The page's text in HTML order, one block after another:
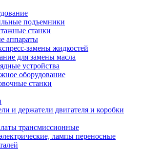
подъемники
станки
аппараты
замены жидкостей
для замены масла
устройства
оборудование
станки
и держатели двигателя и коробки
трансмиссионные
лампы переносные